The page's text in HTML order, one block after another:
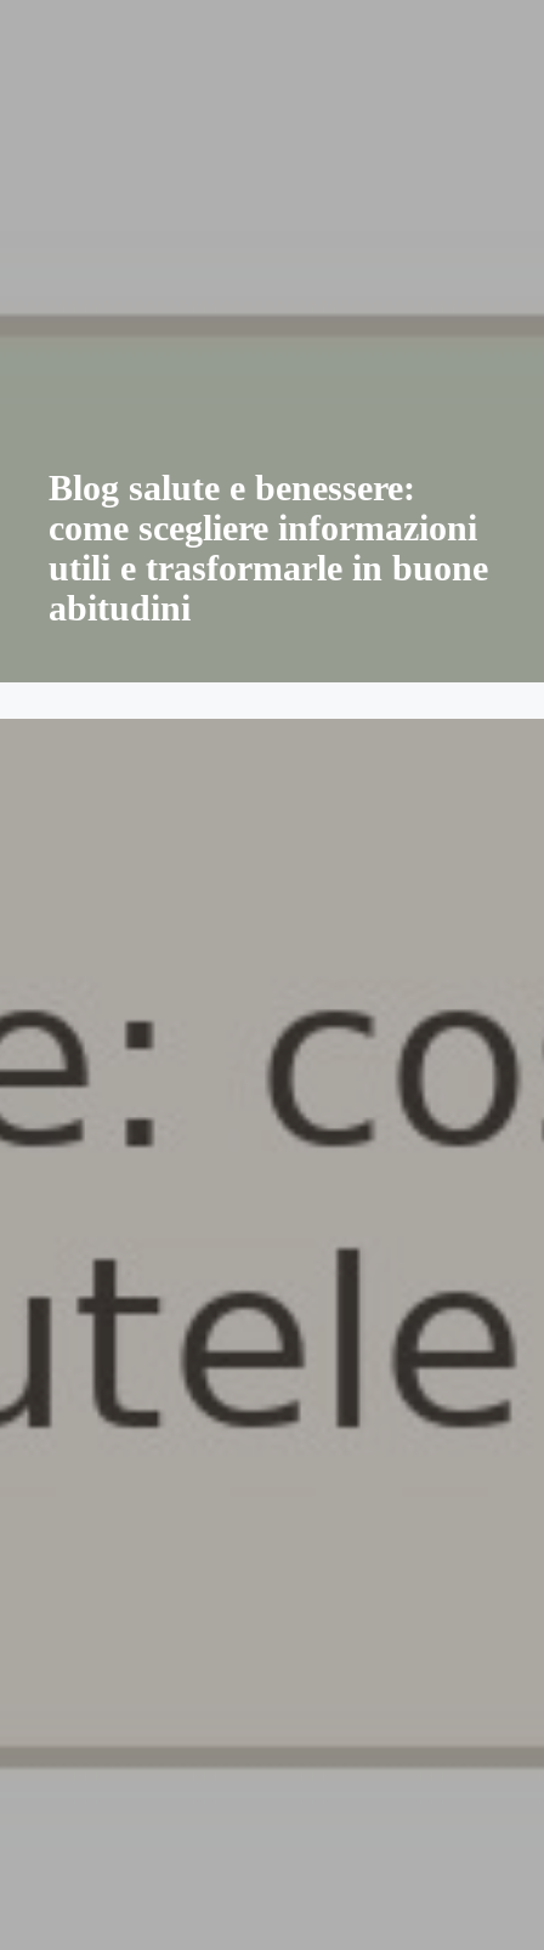
Blog salute e benessere:
come scegliere informazioni
utili e trasformarle in buone
abitudini